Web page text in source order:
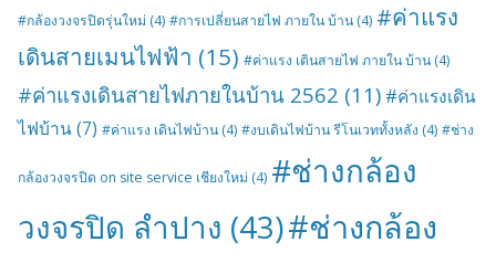
#กล้องวงจรปิดรุ่นใหม่ (4) #การเปลี่ยนสายไฟ ภายใน บ้าน (4) #ค่าแรง
เดินสายเมนไฟฟ้า (15) #ค่าแรง เดินสายไฟ ภายใน บ้าน (4)
#ค่าแรงเดินสายไฟภายในบ้าน 2562 (11) #ค่าแรงเดิน
ไฟบ้าน(7) #ค่าแรง เดินไฟบ้าน (4) #งบเดินไฟบ้าน รีโนเวททั้งหลัง (4) #ช่าง
กล้องวงจรปิด on site service เชียงใหม่ (4) #ช่างกล้อง
วงจรปิด ลำปาง (43)#ช่างกล้อง